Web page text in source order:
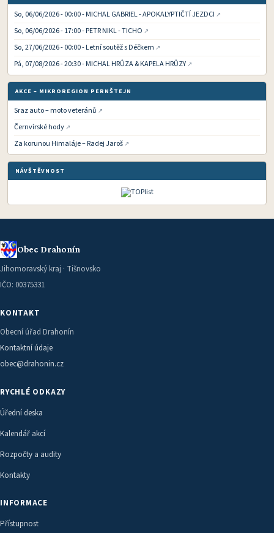
So, 06/06/2026 - 00:00 - MICHAL GABRIEL - APOKALYPTIČTÍ JEZDCI
So, 06/06/2026 - 17:00 - PETR NIKL - TICHO
So, 27/06/2026 - 00:00 - Letní soutěž s Déčkem
Pá, 07/08/2026 - 20:30 - MICHAL HRŮZA & KAPELA HRŮZY
AKCE – MIKROREGION PERNŠTEJN
Sraz auto – moto veteránů
Černvírské hody
Za korunou Himaláje – Radej Jaroš
NÁVŠTĚVNOST
Obec Drahonín
Jihomoravský kraj · Tišnovsko
IČO: 00375331
KONTAKT
Obecní úřad Drahonín
Kontaktní údaje
obec@drahonin.cz
RYCHLÉ ODKAZY
Úřední deska
Kalendář akcí
Rozpočty a audity
Kontakty
INFORMACE
Přístupnost